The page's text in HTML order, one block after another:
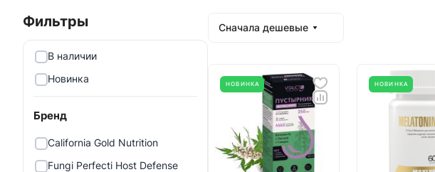
В наличии
Новинка
Бренд
California Gold Nutrition
Fungi Perfecti Host Defense
Сначала дешевые
НОВИНКА НОВИНКА